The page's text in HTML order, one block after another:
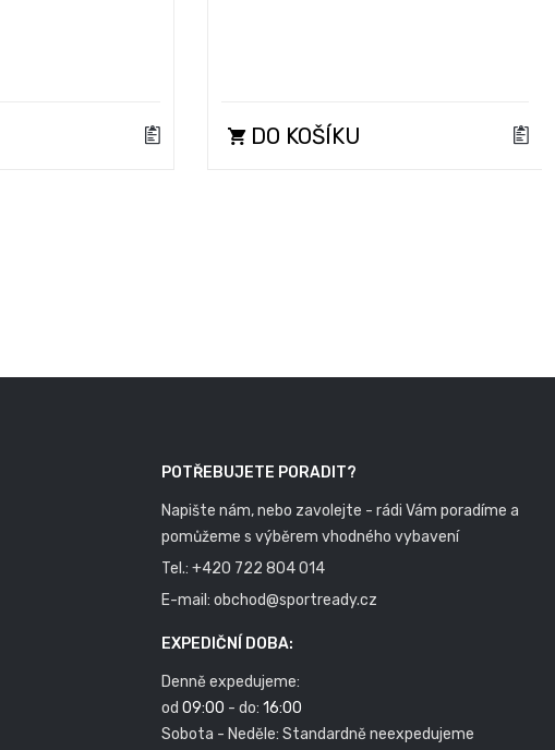
DO KOŠÍKU
POTŘEBUJETE PORADIT?
Napište nám, nebo zavolejte - rádi Vám poradíme a
pomůžeme s výběrem vhodného vybavení
Tel.: +420 722 804 014
E-mail: obchod@sportready.cz
EXPEDIČNÍ DOBA:
Denně expedujeme:
od 09:00 - do: 16:00
Sobota - Neděle: Standardně neexpedujeme